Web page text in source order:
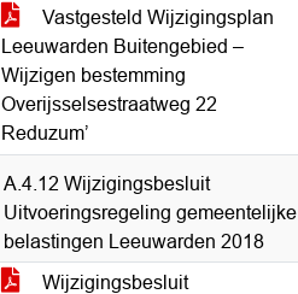
Vastgesteld Wijzigingsplan
Leeuwarden Buitengebied –
Wijzigen bestemming
Overijsselsestraatweg 22
Reduzum’
A.4.12 Wijzigingsbesluit
Uitvoeringsregeling gemeentelijke
belastingen Leeuwarden 2018
Wijzigingsbesluit